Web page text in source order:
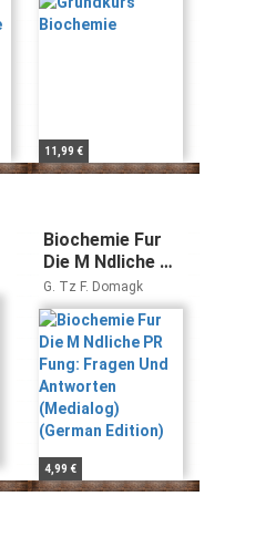
11,99 €
Biochemie Fur
Die M Ndliche PR
Fung: Fragen
Und Antworten
(Medialog)
(German Edition)
G. Tz F. Domagk
4,99 €